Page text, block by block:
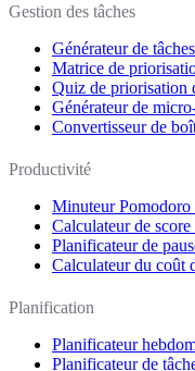
Gestion des tâches
Générateur de
Matrice de
Quiz de priorisation
Générateur de
Convertisseur de
Productivité
Minuteur Pomodoro
Calculateur de
Planificateur de
Calculateur du coût
Planification
Planificateur
Planificateur de